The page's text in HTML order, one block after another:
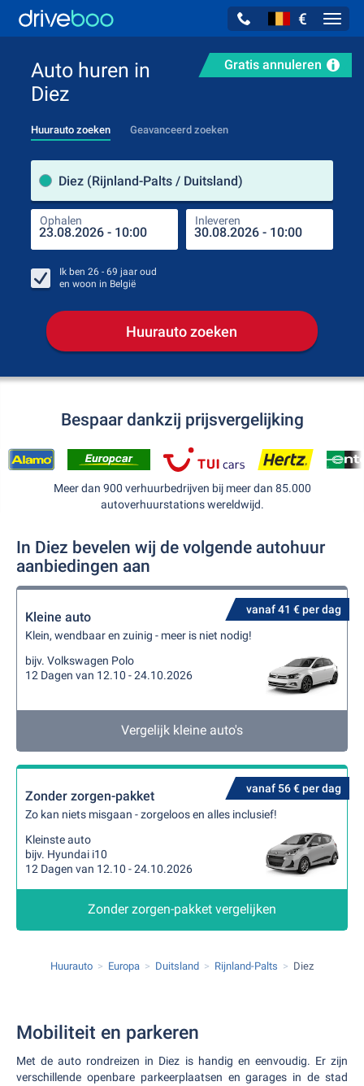
€
Gratis annuleren
Auto huren in
Diez
Huurauto zoeken Geavanceerd zoeken
Diez (Rijnland-Palts / Duitsland)
Ophalen Inleveren
Ik ben 26 - 69 jaar oud
en woon in België
Huurauto zoeken
Bespaar dankzij prijsvergelijking
Meer dan 900 verhuurbedrijven bij meer dan 85.000
autoverhuurstations wereldwijd.
In Diez bevelen wij de volgende autohuur
aanbiedingen aan
vanaf 41 € per dag
Kleine auto
Klein, wendbaar en zuinig - meer is niet nodig!
bijv. Volkswagen Polo
12 Dagen van 12.10 - 24.10.2026
Vergelijk kleine auto's
vanaf 56 € per dag
Zonder zorgen-pakket
Zo kan niets misgaan - zorgeloos en alles inclusief!
Kleinste auto
bijv. Hyundai i10
12 Dagen van 12.10 - 24.10.2026
Zonder zorgen-pakket vergelijken
Huurauto Europa Duitsland Rijnland-Palts Diez
Mobiliteit en parkeren
Met de auto rondreizen in Diez is handig en eenvoudig. Er zijn
verschillende openbare parkeerplaatsen en garages in de stad